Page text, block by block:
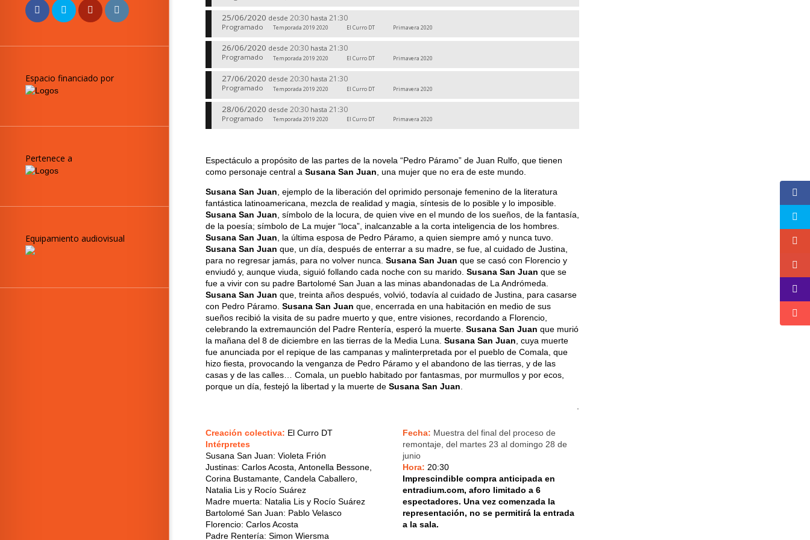
Espacio financiado por
Pertenece a
Equipamiento audiovisual
25/06/2020 desde 20:30 hasta 21:30
Programado Temporada 2019 2020 El Curro DT Primavera 2020
26/06/2020 desde 20:30 hasta 21:30
Programado Temporada 2019 2020 El Curro DT Primavera 2020
27/06/2020 desde 20:30 hasta 21:30
Programado Temporada 2019 2020 El Curro DT Primavera 2020
28/06/2020 desde 20:30 hasta 21:30
Programado Temporada 2019 2020 El Curro DT Primavera 2020
Espectáculo a propósito de las partes de la novela “Pedro Páramo” de Juan Rulfo, que tienen
como personaje central a Susana San Juan , una mujer que no era de este mundo.
Susana San Juan , ejemplo de la liberación del oprimido personaje femenino de la literatura
fantástica latinoamericana, mezcla de realidad y magia, síntesis de lo posible y lo imposible.
Susana San Juan , símbolo de la locura, de quien vive en el mundo de los sueños, de la fantasía,
de la poesía; símbolo de La mujer “loca”, inalcanzable a la corta inteligencia de los hombres.
Susana San Juan , la última esposa de Pedro Páramo, a quien siempre amó y nunca tuvo.
Susana San Juan que, un día, después de enterrar a su madre, se fue, al cuidado de Justina,
para no regresar jamás, para no volver nunca. Susana San Juan que se casó con Florencio y
enviudó y, aunque viuda, siguió follando cada noche con su marido. Susana San Juan que se
fue a vivir con su padre Bartolomé San Juan a las minas abandonadas de La Andrómeda.
Susana San Juan que, treinta años después, volvió, todavía al cuidado de Justina, para casarse
con Pedro Páramo. Susana San Juan que, encerrada en una habitación en medio de sus
sueños recibió la visita de su padre muerto y que, entre visiones, recordando a Florencio,
celebrando la extremaunción del Padre Rentería, esperó la muerte. Susana San Juan que murió
la mañana del 8 de diciembre en las tierras de la Media Luna. Susana San Juan , cuya muerte
fue anunciada por el repique de las campanas y malinterpretada por el pueblo de Comala, que
hizo fiesta, provocando la venganza de Pedro Páramo y el abandono de las tierras, y de las
casas y de las calles… Comala, un pueblo habitado por fantasmas, por murmullos y por ecos,
porque un día, festejó la libertad y la muerte de Susana San Juan
Creación colectiva: El Curro DT
Intérpretes
Susana San Juan: Violeta Frión
Justinas: Carlos Acosta, Antonella Bessone,
Corina Bustamante, Candela Caballero,
Natalia Lis y Rocío Suárez
Madre muerta: Natalia Lis y Rocío Suárez
Bartolomé San Juan: Pablo Velasco
Florencio: Carlos Acosta
Padre Rentería: Simon Wiersma
Fecha: Muestra del final del proceso de
remontaje, del martes 23 al domingo 28 de
junio
Hora: 20:30
Imprescindible compra anticipada en
entradium.com, aforo limitado a 6
espectadores. Una vez comenzada la
representación, no se permitirá la entrada
a la sala.